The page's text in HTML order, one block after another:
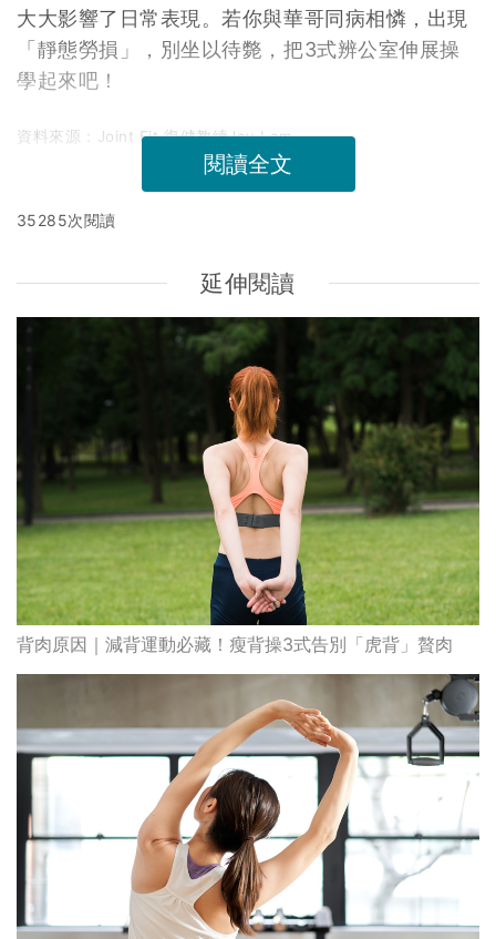
大大影響了日常表現。若你與華哥同病相憐，出現
「靜態勞損」，別坐以待斃，把3式辨公室伸展操
學起來吧！
資料來源：Joint Fit 復健教練Jay Lam
閱讀全文
35285次閱讀
延伸閱讀
背肉原因｜減背運動必藏！瘦背操3式告別「虎背」贅肉